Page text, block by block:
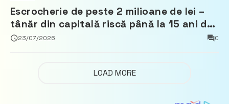
Escrocherie de peste 2 milioane de lei –
tânăr din capitală riscă până la 15 ani de
închisoare
23/07/2026 0
LOAD MORE